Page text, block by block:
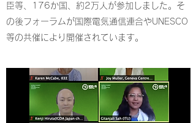
臣等、176か国、約2万人が参加しました。そ
の後フォーラムが国際電気通信連合やUNESCO
等の共催により開催されています。